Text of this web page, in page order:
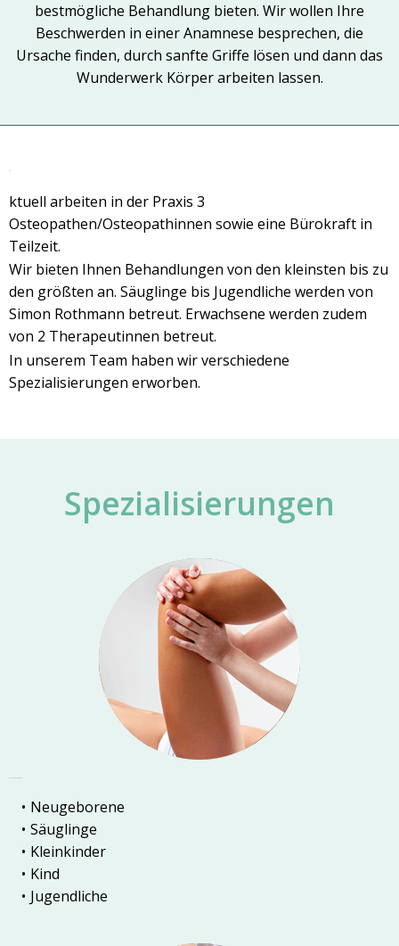
bestmögliche Behandlung bieten. Wir wollen Ihre
Beschwerden in einer Anamnese besprechen, die
Ursache finden, durch sanfte Griffe lösen und dann das
Wunderwerk Körper arbeiten lassen.
ktuell arbeiten in der Praxis 3
Osteopathen/Osteopathinnen sowie eine Bürokraft in
Teilzeit.
Wir bieten Ihnen Behandlungen von den kleinsten bis zu
den größten an. Säuglinge bis Jugendliche werden von
Simon Rothmann betreut. Erwachsene werden zudem
von 2 Therapeutinnen betreut.
In unserem Team haben wir verschiedene
Spezialisierungen erworben.
Spezialisierungen
Neugeborene
Säuglinge
Kleinkinder
Kind
Jugendliche